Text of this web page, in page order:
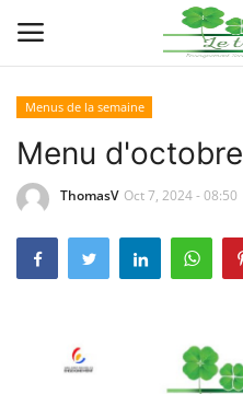
Actualités
Implantations
Galeries
Menus de la semaine
Menu d'octobre
ThomasV Oct 7, 2024 - 08:50